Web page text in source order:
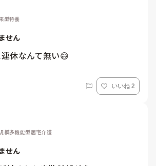
型特養
せん
休なんて無い😅
いいね 2
模多機能型居宅介護
せん